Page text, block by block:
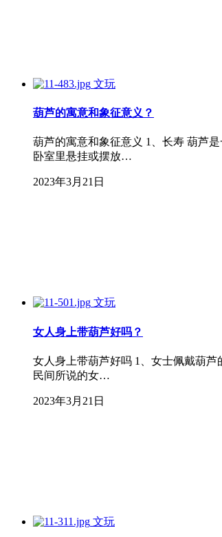
文玩
葫芦的寓意和象征意义？
葫芦的寓意和象征意义 1、长寿 葫芦
卧室里悬挂或摆放…
2023年3月21日
文玩
女人身上带葫芦好吗？
女人身上带葫芦好吗 1、女士佩戴葫
民间所说的女…
2023年3月21日
文玩